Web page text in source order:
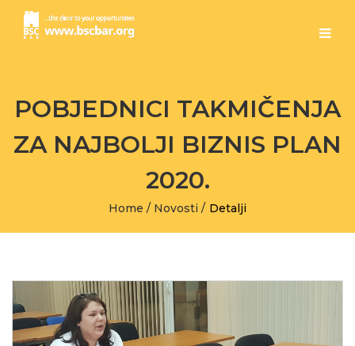
POBJEDNICI TAKMIČENJA
ZA NAJBOLJI BIZNIS PLAN
2020.
Home / Novosti / Detalji